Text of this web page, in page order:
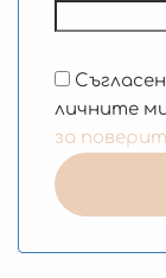
личните
за